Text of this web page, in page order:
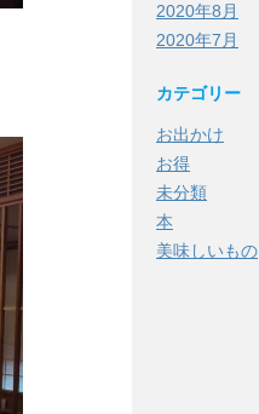
2020年8月
2020年7月
カテゴリー
お出かけ
お得
未分類
本
美味しいもの